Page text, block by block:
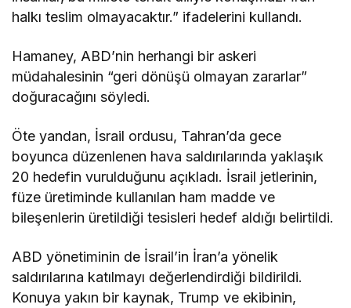
halkı teslim olmayacaktır.” ifadelerini kullandı.
Hamaney, ABD’nin herhangi bir askeri
müdahalesinin “geri dönüşü olmayan zararlar”
doğuracağını söyledi.
Öte yandan, İsrail ordusu, Tahran’da gece
boyunca düzenlenen hava saldırılarında yaklaşık
20 hedefin vurulduğunu açıkladı. İsrail jetlerinin,
füze üretiminde kullanılan ham madde ve
bileşenlerin üretildiği tesisleri hedef aldığı belirtildi.
ABD yönetiminin de İsrail’in İran’a yönelik
saldırılarına katılmayı değerlendirdiği bildirildi.
Konuya yakın bir kaynak, Trump ve ekibinin,